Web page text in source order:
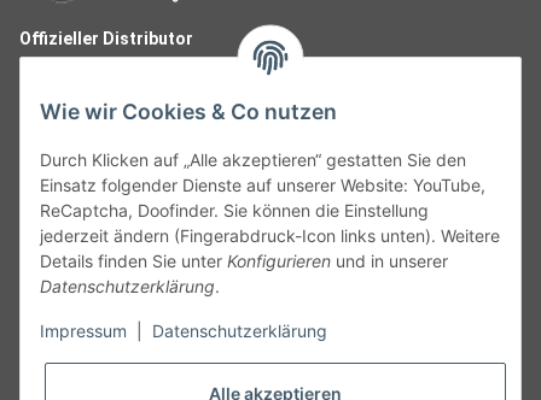
Offizieller Distributor
Follow Us
Wie wir Cookies & Co nutzen
Durch Klicken auf „Alle akzeptieren“ gestatten Sie den
Einsatz folgender Dienste auf unserer Website: YouTube,
ReCaptcha, Doofinder. Sie können die Einstellung
jederzeit ändern (Fingerabdruck-Icon links unten). Weitere
Details finden Sie unter Konfigurieren und in unserer
Datenschutzerklärung.
Impressum Datenschutzerklärung
Alle akzeptieren